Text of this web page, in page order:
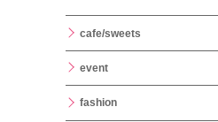
cafe/sweets
event
fashion